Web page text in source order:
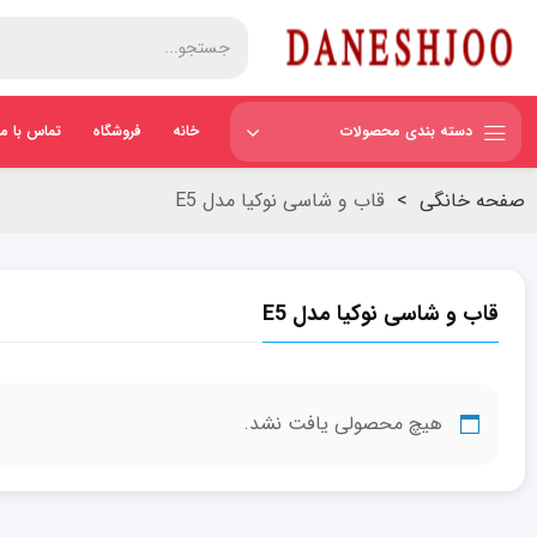
دسته بندی محصولات خانه فروشگاه تماس با
صفحه خانگی > قاب و شاسی نوکیا مدل E5
قاب و شاسی نوکیا مدل E5
هیچ محصولی یافت نشد.